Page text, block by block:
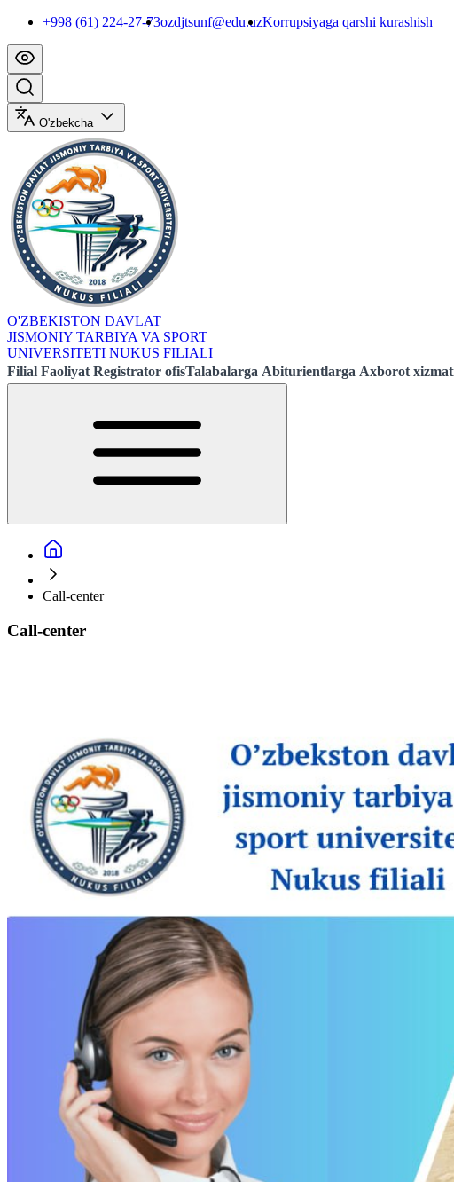
+998 (61) 224-27-73ozdjtsunf@edu.uzKorrupsiyaga qarshi kurashish
O'zbekcha
O'ZBEKISTON DAVLAT
JISMONIY TARBIYA VA SPORT
UNIVERSITETI NUKUS FILIALI
Filial Faoliyat Registrator ofisTalabalarga Abiturientlarga Axborot
Call-center
Call-center